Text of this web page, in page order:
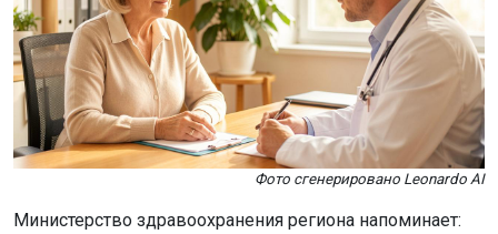
Фото сгенерировано Leonardo AI
Министерство здравоохранения региона напоминает: